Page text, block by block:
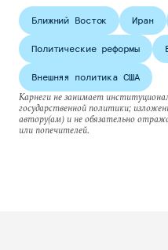
Ближний Восток Иран
Политические реформы
Внешняя политика США
Карнеги не занимает
государственной политики;
автору(ам) и не обязательно
или попечителей.